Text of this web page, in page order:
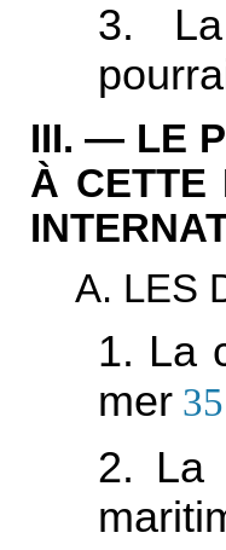
3. La
III. — LE
À CETTE
A. LES
1. La
mer 35
2. La